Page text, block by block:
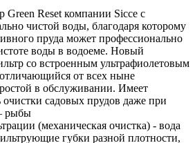
Reset компании Sicce с
чистой воды, благодаря которому
пруда может профессионально
воды в водоеме. Новый
со встроенным ультрафиолетовым
от всех ныне
в обслуживании. Имеет
садовых прудов даже при
рыбы
(механическая очистка) - вода
губки разной плотности,